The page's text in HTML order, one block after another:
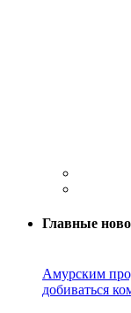
Главные
Амурским
добиваться